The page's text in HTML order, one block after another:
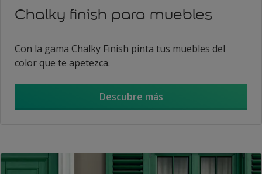
Chalky finish para muebles
Con la gama Chalky Finish pinta tus muebles del
color que te apetezca.
Descubre más